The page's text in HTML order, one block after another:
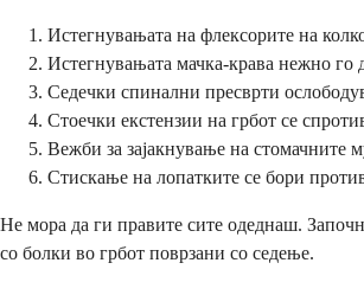
Истегнувањата на флексорите на
Истегнувањата мачка-крава нежно го
Седечки спинални пресврти
Стоечки екстензии на грбот се
Вежби за зајакнување на стомачните
Стискање на лопатките се бори
Не мора да ги правите сите одеднаш.
со болки во грбот поврзани со седење.